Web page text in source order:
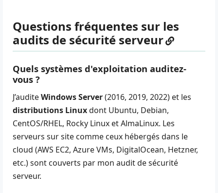
Questions fréquentes sur les
audits de sécurité serveur
Quels systèmes d'exploitation auditez-
vous ?
J’auditeWindows Server(2016, 2019, 2022) et les
distributions Linuxdont Ubuntu, Debian,
CentOS/RHEL, Rocky Linux et AlmaLinux. Les
serveurs sur site comme ceux hébergés dans le
cloud (AWS EC2, Azure VMs, DigitalOcean, Hetzner,
etc.) sont couverts par mon audit de sécurité
serveur.